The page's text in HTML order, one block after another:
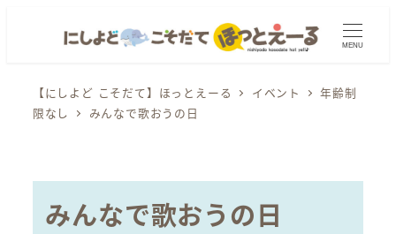
MENU
【にしよど こそだて】ほっとえーる イベント
年齢制
限なし
みんなで歌おうの日
みんなで歌おうの日